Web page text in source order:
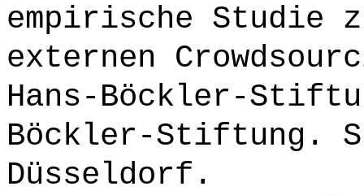
empirische Studie
externen
Hans-Böckler-
Böckler-Stiftung.
Düsseldorf.